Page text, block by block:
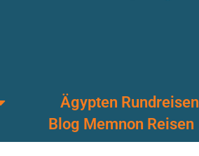
Ägypten Rundreisen
Blog Memnon Reisen